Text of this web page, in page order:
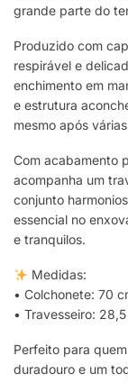
grande parte do
Produzido com
respirável e
enchimento em
e estrutura
mesmo após
Com acabamento
acompanha um
conjunto
essencial no
e tranquilos.
Medidas:
• Colchonete: 70
• Travesseiro:
Perfeito para
duradouro e um